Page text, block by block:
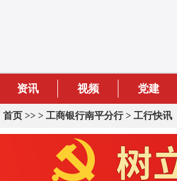
资讯 视频 党建
首页 >> > 工商银行南平分行> 工行快讯